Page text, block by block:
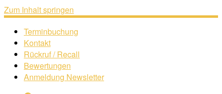
Zum Inhalt springen
Terminbuchung
Kontakt
Rückruf / Recall
Bewertungen
Anmeldung Newsletter